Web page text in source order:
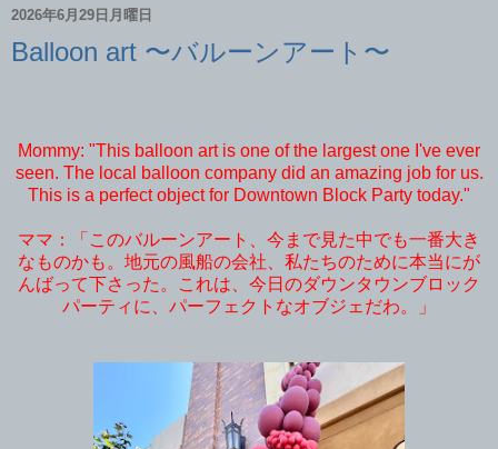
2026年6月29日月曜日
Balloon art 〜バルーンアート〜
Mommy: "This balloon art is one of the largest one I've ever
seen. The local balloon company did an amazing job for us.
This is a perfect object for Downtown Block Party today."
ママ：「このバルーンアート、今まで見た中でも一番大き
なものかも。地元の風船の会社、私たちのために本当にが
んばって下さった。これは、今日のダウンタウンブロック
パーティに、パーフェクトなオブジェだわ。」